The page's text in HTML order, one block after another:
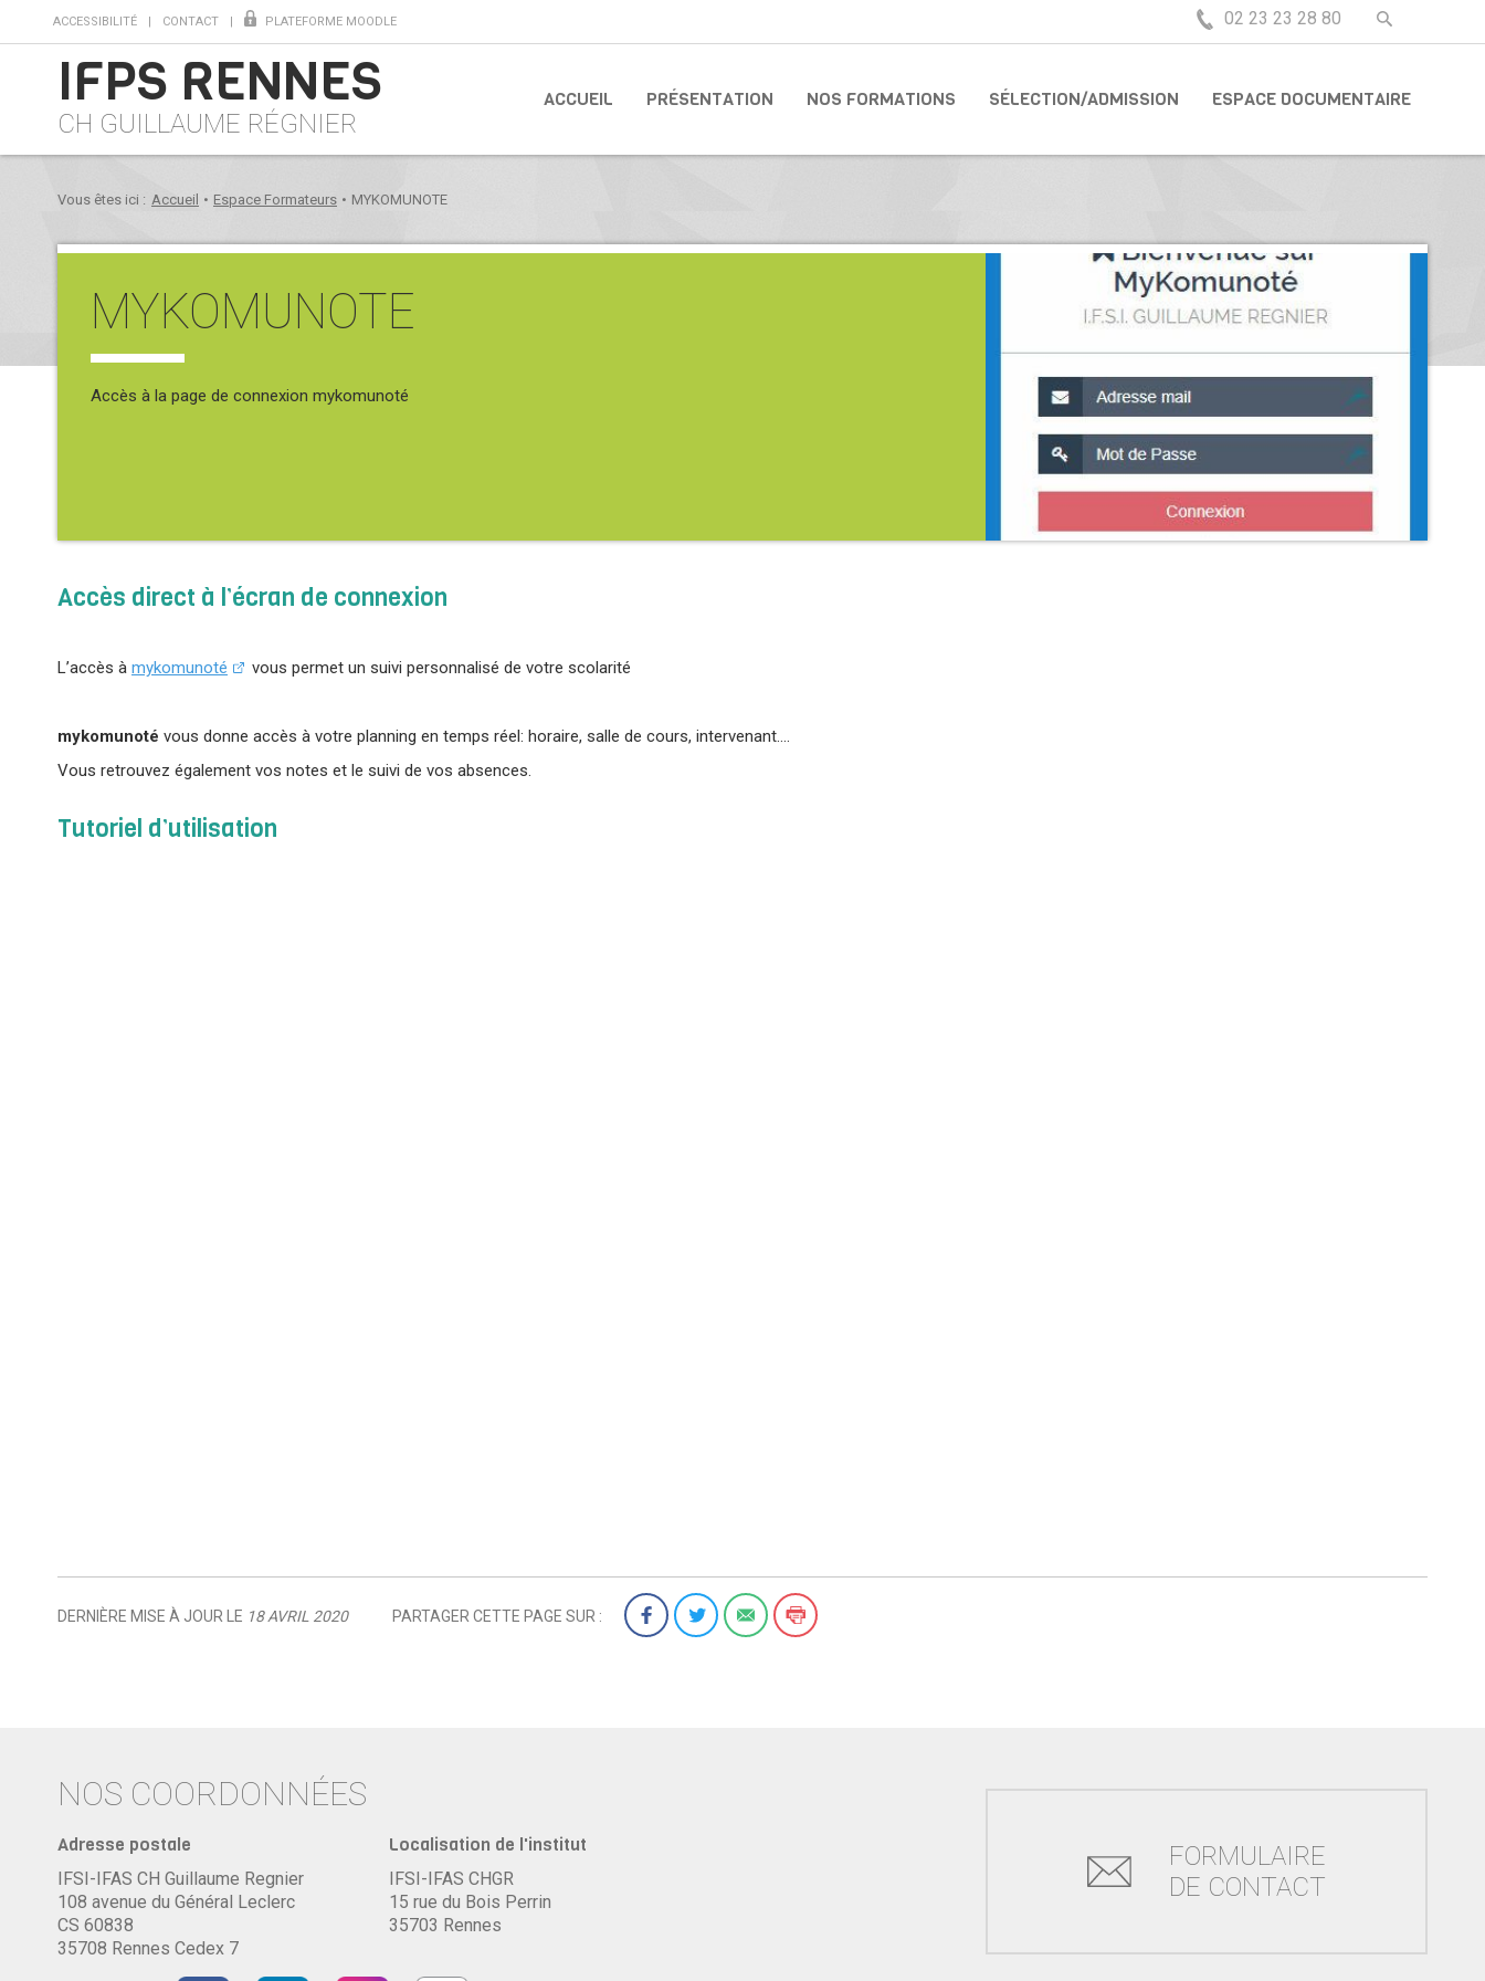
ACCESSIBILITÉ CONTACT PLATEFORME MOODLE 02 23 23 28 80
IFPS RENNES
CH GUILLAUME RÉGNIER
ACCUEIL PRÉSENTATION NOS FORMATIONS SÉLECTION/ADMISSION ESPACE DOCUMENTAIRE
Vous êtes ici : Accueil • Espace Formateurs • MYKOMUNOTE
MYKOMUNOTE
Accès à la page de connexion mykomunoté
Accès direct à l’écran de connexion
L’accès à mykomunoté vous permet un suivi personnalisé de votre scolarité
mykomunoté vous donne accès à votre planning en temps réel: horaire, salle de cours, intervenant….
Vous retrouvez également vos notes et le suivi de vos absences.
Tutoriel d’utilisation
DERNIÈRE MISE À JOUR LE 18 AVRIL 2020 PARTAGER CETTE PAGE SUR :
NOS COORDONNÉES
Adresse postale
IFSI-IFAS CH Guillaume Regnier
108 avenue du Général Leclerc
CS 60838
35708 Rennes Cedex 7
Localisation de l'institut
IFSI-IFAS CHGR
15 rue du Bois Perrin
35703 Rennes
FORMULAIRE
DE CONTACT